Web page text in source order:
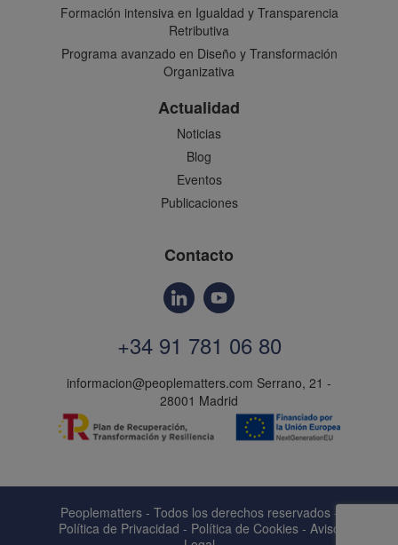
Formación intensiva en Igualdad y Transparencia
Retributiva
Programa avanzado en Diseño y Transformación
Organizativa
Actualidad
Noticias
Blog
Eventos
Publicaciones
Contacto
+34 91 781 06 80
informacion@peoplematters.com Serrano, 21 -
28001 Madrid
Peoplematters - Todos los derechos reservados -
Política de Privacidad - Política de Cookies- Aviso